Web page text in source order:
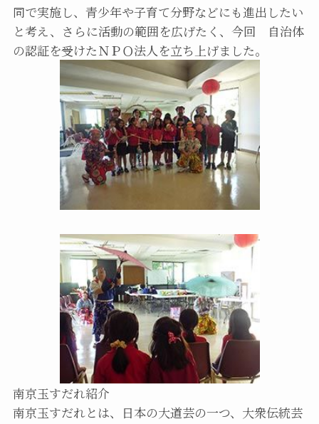
同で実施し、青少年や子育て分野などにも進出したい
と考え、さらに活動の範囲を広げたく、今回 自治体
の認証を受けたＮＰＯ法人を立ち上げました。
南京玉すだれ紹介
南京玉すだれとは、日本の大道芸の一つ、大衆伝統芸